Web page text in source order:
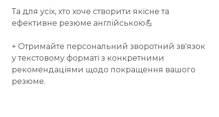
Та для усіх, хто хоче створити якісне та
ефективне резюме англійською💪
+ Отримайте персональний зворотний зв'язок
у текстовому форматі з конкретними
рекомендаціями щодо покращення вашого
резюме.